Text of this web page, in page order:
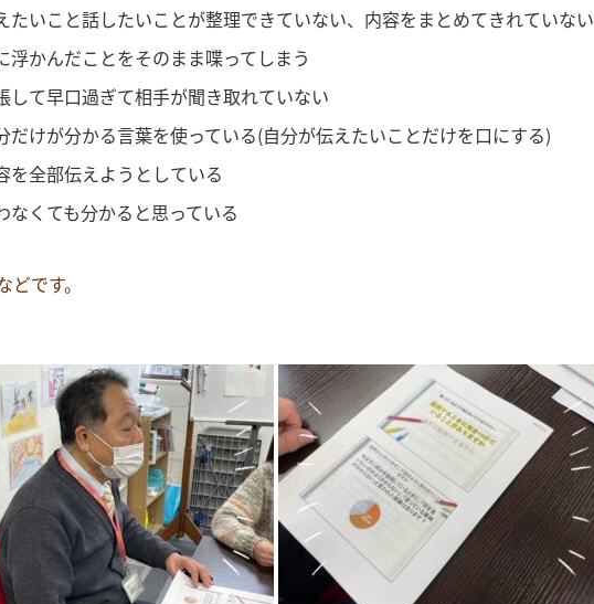
たいこと話したいことが整理できていない、内容をまとめてきれていない
浮かんだことをそのまま喋ってしまう
して早口過ぎて相手が聞き取れていない
だけが分かる言葉を使っている(自分が伝えたいことだけを口にする)
を全部伝えようとしている
なくても分かると思っている
どです。